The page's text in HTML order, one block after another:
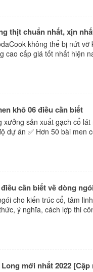
thịt chuẩn nhất, xịn
không thể bị nứt
cao cấp giá tốt nhất hiện
khô 06 điều cần biết
sản xuất gạch cổ
dự án ✅ Hơn 50 bài men
cần biết về dòng
cho kiến trúc cổ, tâm
ý nghĩa, cách lợp thi
mới nhất 2022